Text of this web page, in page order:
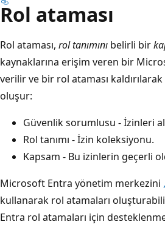
Rol ataması
Rol ataması, rol tanımını belirli bir
kaynaklarına erişim veren bir
verilir ve bir rol ataması
oluşur:
Güvenlik sorumlusu - İzinleri
Rol tanımı - İzin koleksiyonu.
Kapsam - Bu izinlerin geçerli
Microsoft Entra yönetim merkezini ,
kullanarak rol atamaları
Entra rol atamaları için